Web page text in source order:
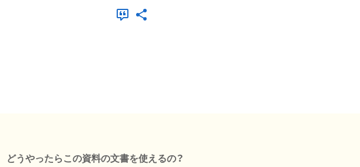
どうやったらこの資料の文書を使えるの？